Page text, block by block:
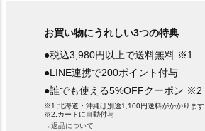
お買い物にうれしい3つの特典
●税込3,980円以上で送料無料 ※1
●LINE連携で200ポイント付与
●誰でも使える5%OFFクーポン ※2
※1.北海道・沖縄は別途1,100円送料がかかります
※2.カートに自動付与
→返品について